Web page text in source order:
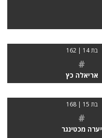
בת 14 | 162
#
אריאלה כץ
בת 15 | 168
#
יערה מכטינגר